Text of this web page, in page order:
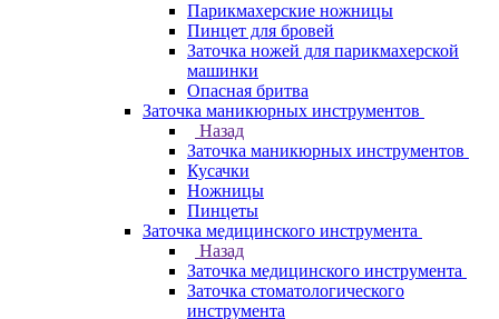
Парикмахерские ножницы
Пинцет для бровей
Заточка ножей для парикмахерской
машинки
Опасная бритва
Заточка маникюрных инструментов
Назад
Заточка маникюрных инструментов
Кусачки
Ножницы
Пинцеты
Заточка медицинского инструмента
Назад
Заточка медицинского инструмента
Заточка стоматологического
инструмента